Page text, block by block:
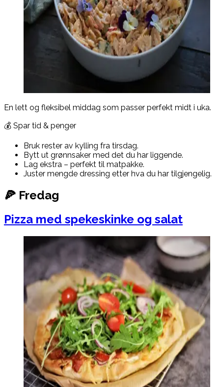
En lett og fleksibel middag som passer perfekt midt i uka.
💰 Spar tid & penger
Bruk rester av kylling fra tirsdag.
Bytt ut grønnsaker med det du har liggende.
Lag ekstra – perfekt til matpakke.
Juster mengde dressing etter hva du har tilgjengelig.
🍕 Fredag
Pizza med spekeskinke og salat